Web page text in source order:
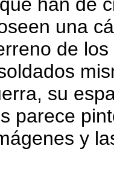
una
de
su
parece
y